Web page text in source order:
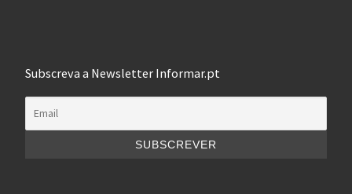
Subscreva a Newsletter Informar.pt